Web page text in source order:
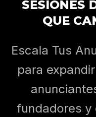
SESIONES
QUE
Escala Tus
para
fundadores y